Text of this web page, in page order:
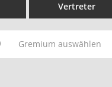
Vertreter
Gremium auswählen